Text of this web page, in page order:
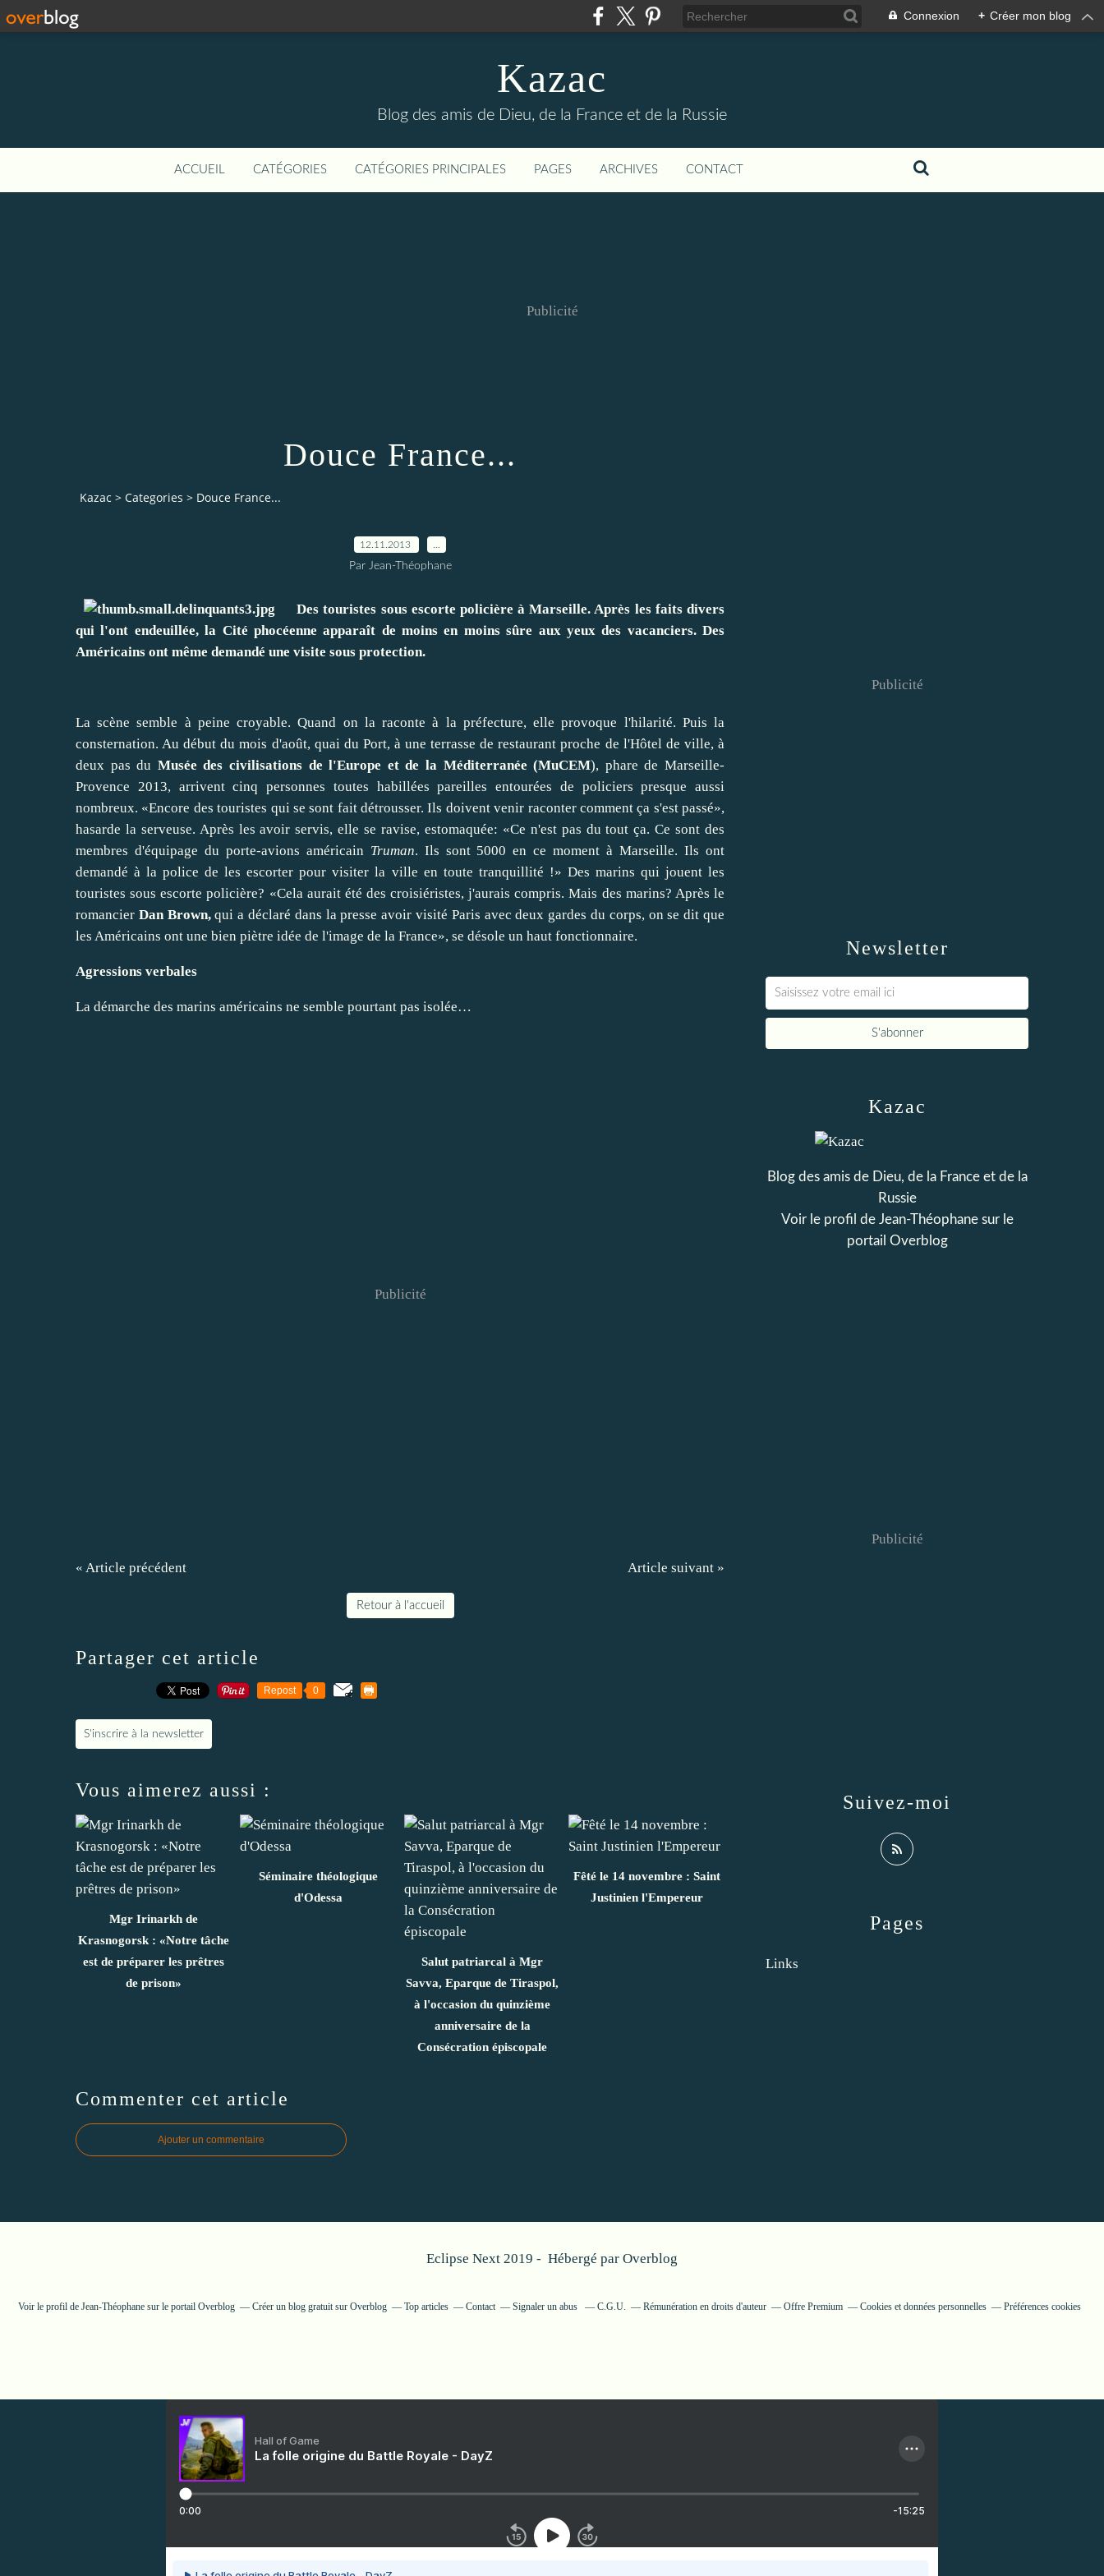
Connexion + Créer mon blog
Kazac
Blog des amis de Dieu, de la France et de la Russie
ACCUEIL CATÉGORIES CATÉGORIES PRINCIPALES PAGES ARCHIVES CONTACT
Publicité
Douce France...
Kazac > Categories > Douce France...
12.11.2013
Par Jean-Théophane
Des touristes sous escorte policière à Marseille. Après les faits divers
qui l'ont endeuillée, la Cité phocéenne apparaît de moins en moins sûre aux yeux des vacanciers. Des
Américains ont même demandé une visite sous protection.
La scène semble à peine croyable. Quand on la raconte à la préfecture, elle provoque l'hilarité. Puis la
consternation. Au début du mois d'août, quai du Port, à une terrasse de restaurant proche de l'Hôtel de ville, à
deux pas du Musée des civilisations de l'Europe et de la Méditerranée (MuCEM), phare de Marseille-
Provence 2013, arrivent cinq personnes toutes habillées pareilles entourées de policiers presque aussi
nombreux. «Encore des touristes qui se sont fait détrousser. Ils doivent venir raconter comment ça s'est passé»,
hasarde la serveuse. Après les avoir servis, elle se ravise, estomaquée: «Ce n'est pas du tout ça. Ce sont des
membres d'équipage du porte-avions américain Truman. Ils sont 5000 en ce moment à Marseille. Ils ont
demandé à la police de les escorter pour visiter la ville en toute tranquillité !» Des marins qui jouent les
touristes sous escorte policière? «Cela aurait été des croisiéristes, j'aurais compris. Mais des marins? Après le
romancier Dan Brown,qui a déclaré dans la presse avoir visité Paris avec deux gardes du corps, on se dit que
les Américains ont une bien piètre idée de l'image de la France», se désole un haut fonctionnaire.
Agressions verbales
La démarche des marins américains ne semble pourtant pas isolée…
Publicité
« Article précédent Article suivant »
Retour à l'accueil
Partager cet article
Repost 0
S'inscrire à la newsletter
Vous aimerez aussi :
Mgr Irinarkh de
Krasnogorsk : «Notre tâche
est de préparer les prêtres
de prison»
Séminaire théologique
d'Odessa
Salut patriarcal à Mgr
Savva, Eparque de Tiraspol,
à l'occasion du quinzième
anniversaire de la
Consécration épiscopale
Fêté le 14 novembre : Saint
Justinien l'Empereur
Commenter cet article
Ajouter un commentaire
Newsletter
Publicité
Pages
Links
Kazac
Blog des amis de Dieu, de la France et de la
Russie
Voir le profil de Jean-Théophanesur le
portail Overblog
Suivez-moi
Publicité
Eclipse Next 2019 - Hébergé par Overblog
Voir le profil de Jean-Théophane sur le portail Overblog Créer un blog gratuit sur Overblog Top articles Contact Signaler un abus C.G.U. Rémunération en droits d'auteur Offre Premium Cookies et données personnelles Préférences cookies
Hall of Game
La folle origine du Battle Royale - DayZ
0:00 -15:25